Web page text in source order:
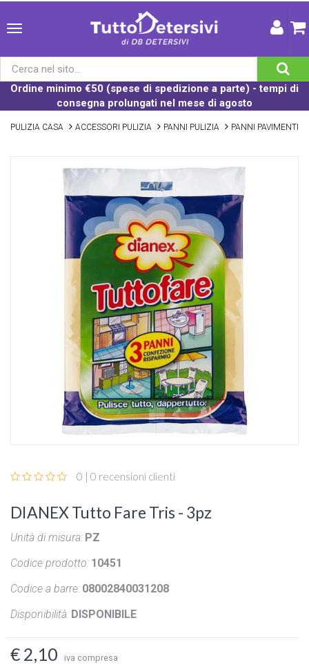
Ordine minimo €50 (spese di spedizione a parte) - tempi di
consegna prolungati nel mese di agosto
PULIZIA CASA ACCESSORI PULIZIA PANNI PULIZIA PANNI PAVIMENTI
0 | 0 recensioni clienti
DIANEX Tutto Fare Tris - 3pz
Unità di misura: PZ
Codice prodotto: 10451
Codice a barre: 08002840031208
Disponibilità: DISPONIBILE
€ 2,10 iva compresa